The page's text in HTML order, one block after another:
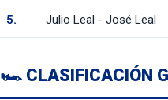
5. Julio Leal - José Leal
🏎️ CLASIFICACIÓN